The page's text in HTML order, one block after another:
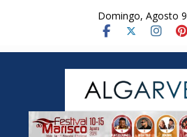
Domingo, Agosto